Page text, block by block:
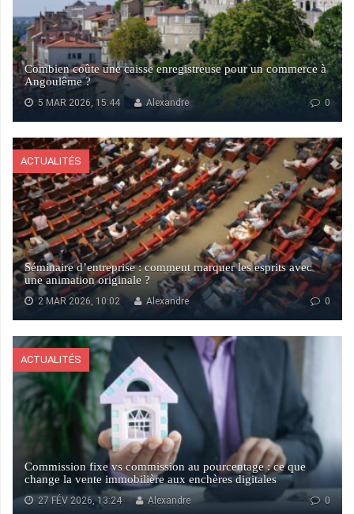
Combien coûte une caisse enregistreuse pour un commerce à
Angoulême ?
5 MAR 2026, 15:44 0
Alexandre
ACTUALITÉS
Séminaire d’entreprise : comment marquer les esprits avec
une animation originale ?
2 MAR 2026, 10:02 0
Alexandre
ACTUALITÉS
Commission fixe vs commission au pourcentage : ce que
change la vente immobilière aux enchères digitales
27 FÉV 2026, 13:24 0
Alexandre